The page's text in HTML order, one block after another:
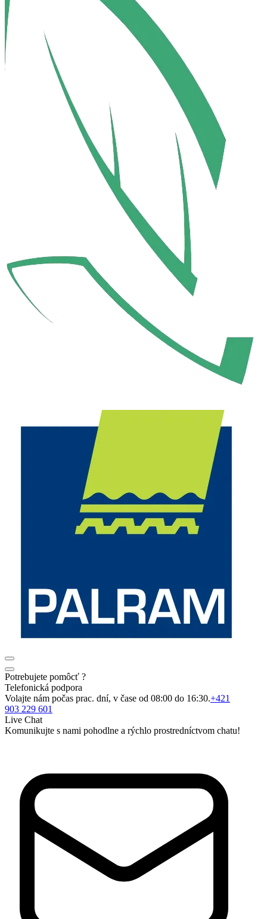
Potrebujete pomôcť ?
Telefonická podpora
Volajte nám počas prac. dní, v čase od 08:00 do 16:30.+421
903 229 601
Live Chat
Komunikujte s nami pohodlne a rýchlo prostredníctvom chatu!